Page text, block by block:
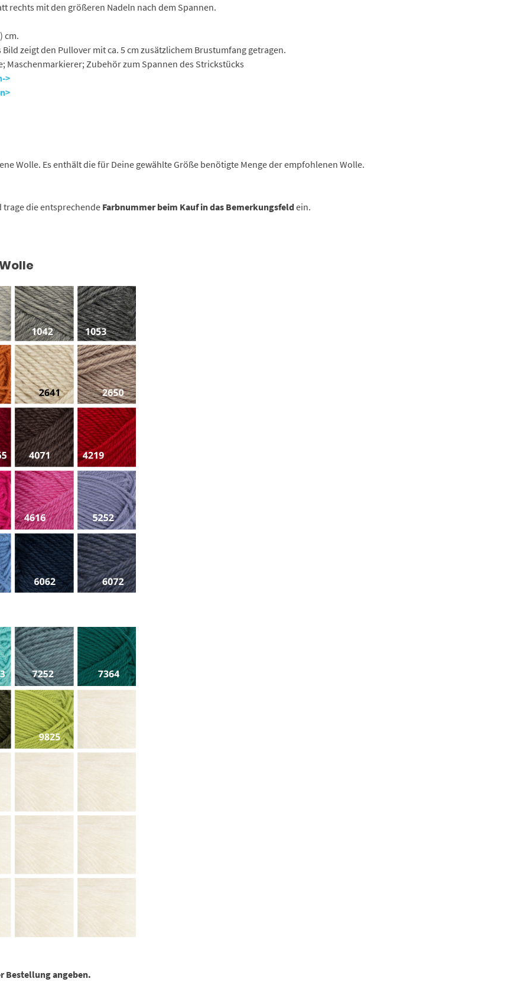
rechts mit den größeren Nadeln nach dem Spannen.
cm.
zeigt den Pullover mit ca. 5 cm zusätzlichem Brustumfang getragen.
Maschenmarkierer; Zubehör zum Spannen des Strickstücks
->
Wolle. Es enthält die für Deine gewählte Größe benötigte Menge der empfohlenen Wolle.
trage die entsprechende Farbnummer beim Kauf in das Bemerkungsfeldein.
Bestellung angeben.